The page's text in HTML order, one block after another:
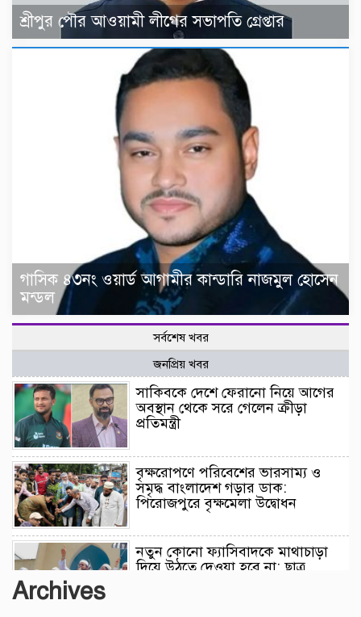
শ্রীপুর পৌর আওয়ামী লীগের সভাপতি গ্রেপ্তার
গাসিক ৪৩নং ওয়ার্ড আগামীর কান্ডারি নাজমুল হোসেন
মন্ডল
সর্বশেষ খবর
জনপ্রিয় খবর
সাকিবকে দেশে ফেরানো নিয়ে আগের
অবস্থান থেকে সরে গেলেন ক্রীড়া
প্রতিমন্ত্রী
বৃক্ষরোপণে পরিবেশের ভারসাম্য ও
সমৃদ্ধ বাংলাদেশ গড়ার ডাক:
পিরোজপুরে বৃক্ষমেলা উদ্বোধন
নতুন কোনো ফ্যাসিবাদকে মাথাচাড়া
দিয়ে উঠতে দেওয়া হবে না: ছাত্র
Archives